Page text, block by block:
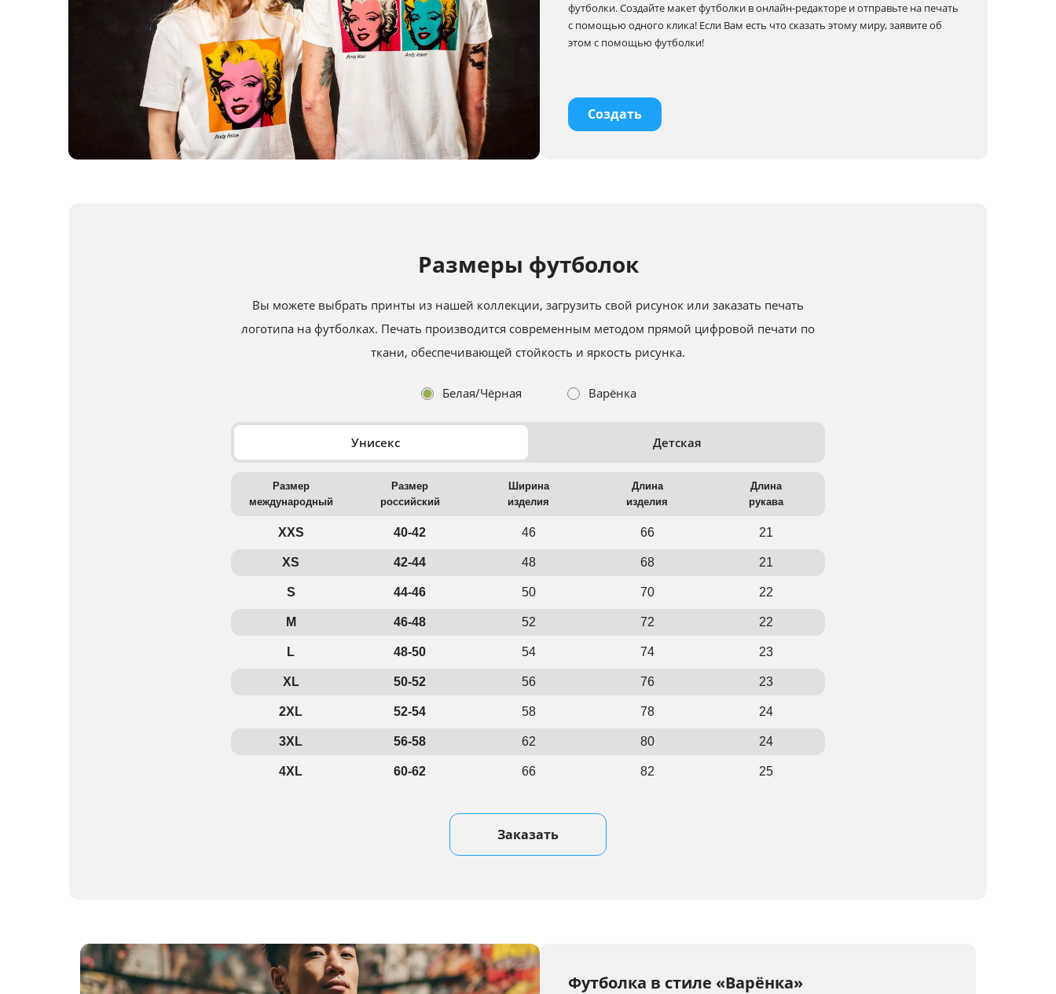
футболки. Создайте макет футболки в онлайн-редакторе и отправьте на печать
с помощью одного клика! Если Вам есть что сказать этому миру, заявите об
этом с помощью футболки!
Создать
Размеры футболок
Вы можете выбрать принты из нашей коллекции, загрузить свой рисунок или заказать печать
логотипа на футболках. Печать производится современным методом прямой цифровой печати по
ткани, обеспечивающей стойкость и яркость рисунка.
Белая/Чёрная Варёнка
Унисекс Детская
Размер
международный
Размер
российский
Ширина
изделия
Длина
изделия
Длина
рукава
XXS 40-42 46 66 21
XS 42-44 48 68 21
S 44-46 50 70 22
M 46-48 52 72 22
L 48-50 54 74 23
XL 50-52 56 76 23
2XL 52-54 58 78 24
3XL 56-58 62 80 24
4XL 60-62 66 82 25
Заказать
Футболка в стиле «Варёнка»